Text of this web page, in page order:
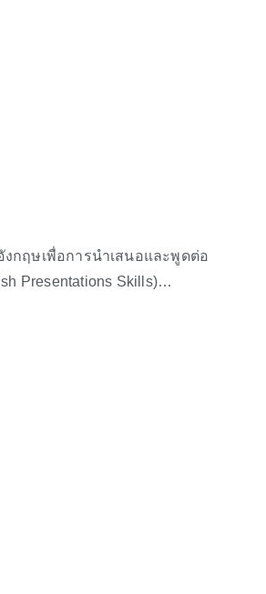
กฤษเพื่อการนำเสนอและพูดต่อ
Presentations Skills)